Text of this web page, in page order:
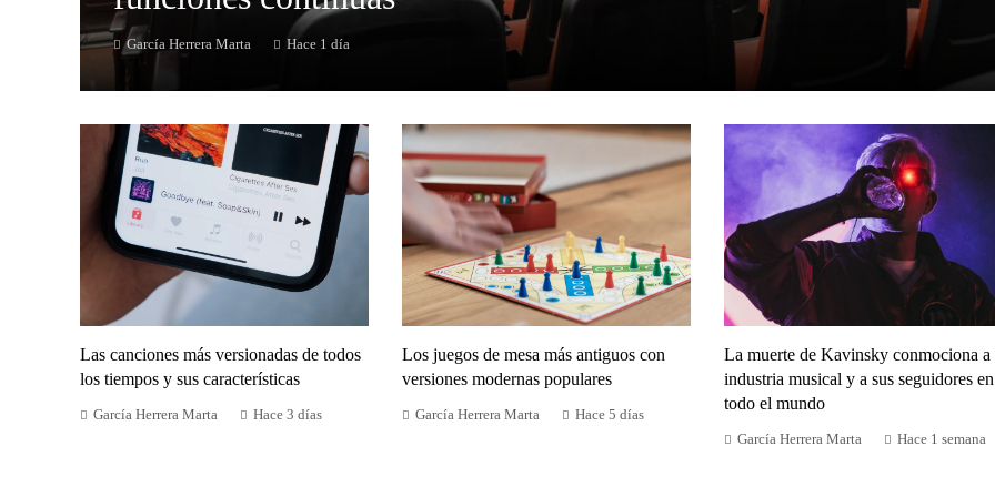
García Herrera Marta Hace 1 día
Las canciones más versionadas de todos
los tiempos y sus características
García Herrera Marta Hace 3 días
Los juegos de mesa más antiguos con
versiones modernas populares
García Herrera Marta Hace 5 días
La muerte de Kavinsky conmociona a
industria musical y a sus seguidores en
todo el mundo
García Herrera Marta Hace 1 semana